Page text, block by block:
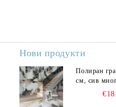
Нови продукти
Полиран
см, сив